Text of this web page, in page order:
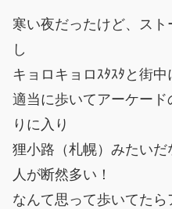
寒い夜だったけど、ス
し
キョロキョロｽﾀｽﾀと街中
適当に歩いてアーケー
りに入り
狸小路（札幌）みたい
人が断然多い！
なんて思って歩いてた